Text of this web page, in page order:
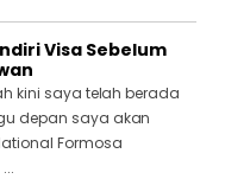
Visa Sebelum
kini saya telah berada
depan saya akan
Formosa